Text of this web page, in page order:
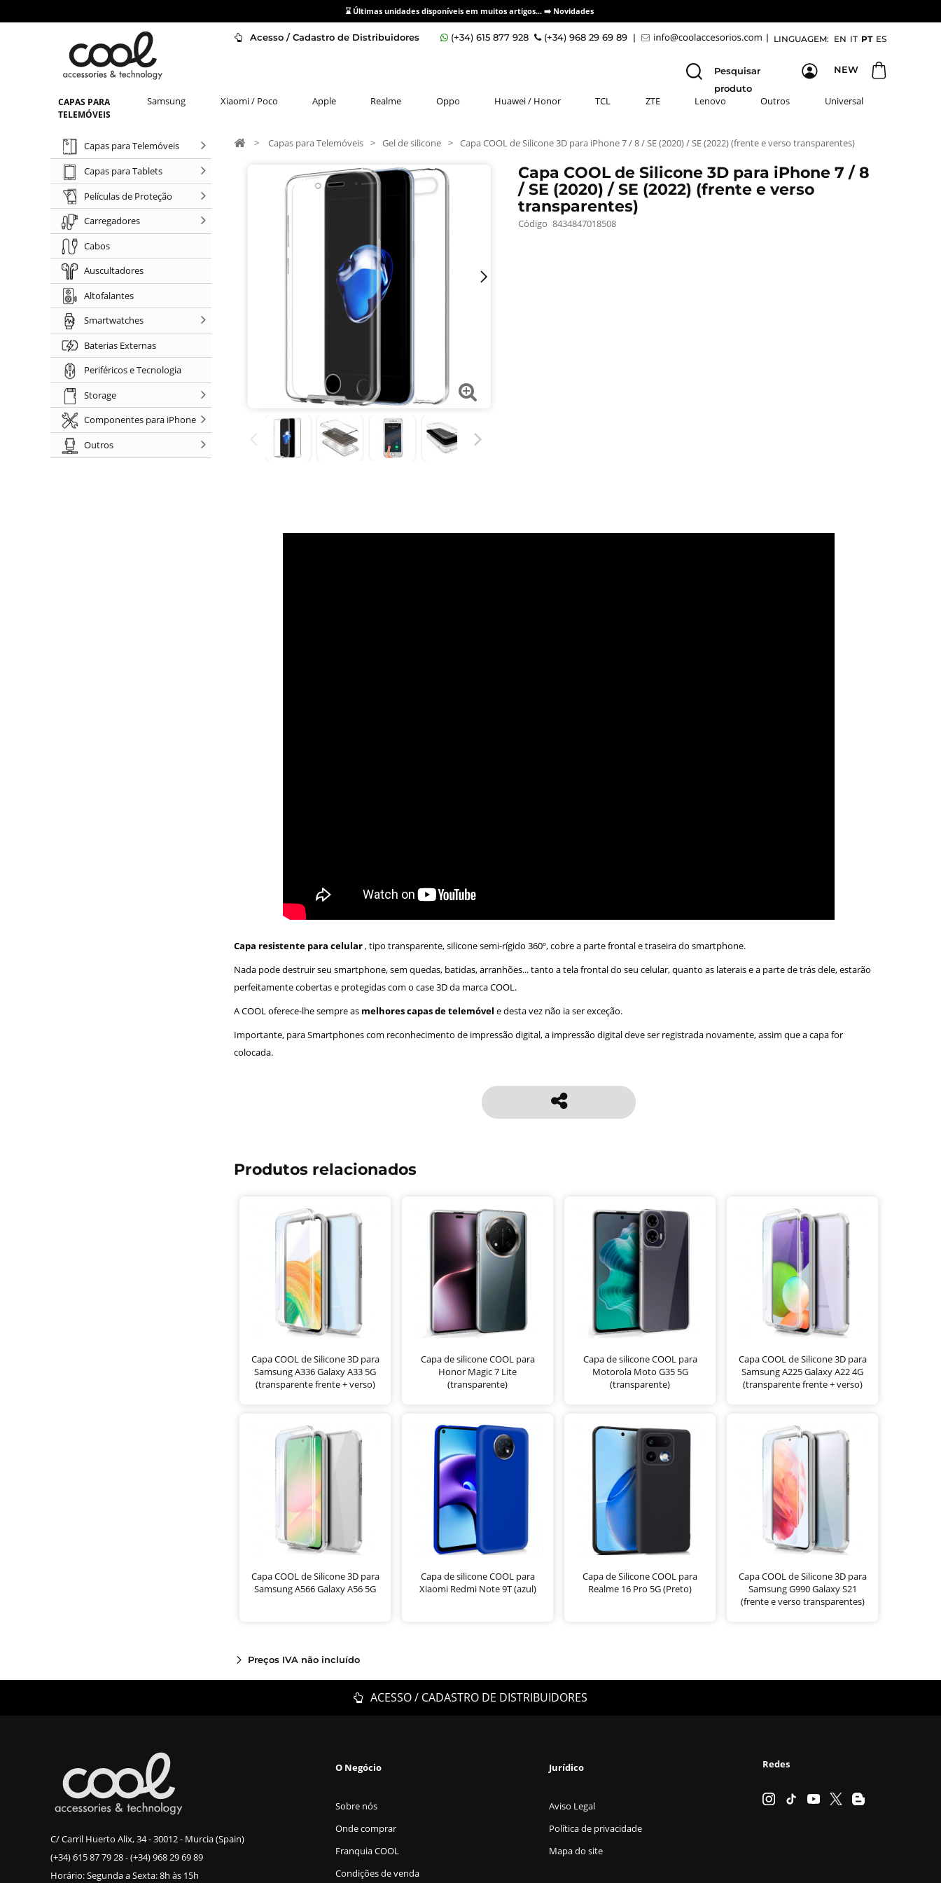
⌛ Últimas unidades disponíveis em muitos artigos... ➡️ Novidades
Acesso / Cadastro de Distribuidores LINGUAGEM: EN IT PT ES
(+34) 615 877 928 (+34) 968 29 69 89 | |
NEW
Pesquisar
produto
CAPAS PARA
TELEMÓVEIS
Samsung Xiaomi / Poco Apple Realme Oppo Huawei / Honor TCL ZTE Lenovo Outros Universal
Capas para Telemóveis
Capas para Tablets
Películas de Proteção
Carregadores
Cabos
Auscultadores
Altofalantes
Smartwatches
Baterias Externas
Periféricos e Tecnologia
Storage
Componentes para iPhone
Outros
> Capas para Telemóveis > Gel de silicone > Capa COOL de Silicone 3D para iPhone 7 / 8 / SE (2020) / SE (2022) (frente e verso transparentes)
Capa COOL de Silicone 3D para iPhone 7 / 8
/ SE (2020) / SE (2022) (frente e verso
transparentes)
Código 8434847018508
Capa resistente para celular , tipo transparente, silicone semi-rígido 360º, cobre a parte frontal e traseira do smartphone.
Nada pode destruir seu smartphone, sem quedas, batidas, arranhões... tanto a tela frontal do seu celular, quanto as laterais e a parte de trás dele, estarão
perfeitamente cobertas e protegidas com o case 3D da marca COOL.
A COOL oferece-lhe sempre as melhores capas de telemóvel e desta vez não ia ser exceção.
Importante, para Smartphones com reconhecimento de impressão digital, a impressão digital deve ser registrada novamente, assim que a capa for
colocada.
Produtos relacionados
Capa COOL de Silicone 3D para
Samsung A336 Galaxy A33 5G
(transparente frente + verso)
Capa de silicone COOL para
Honor Magic 7 Lite
(transparente)
Capa de silicone COOL para
Motorola Moto G35 5G
(transparente)
Capa COOL de Silicone 3D para
Samsung A225 Galaxy A22 4G
(transparente frente + verso)
Capa COOL de Silicone 3D para
Samsung A566 Galaxy A56 5G
Capa de silicone COOL para
Xiaomi Redmi Note 9T (azul)
Capa de Silicone COOL para
Realme 16 Pro 5G (Preto)
Capa COOL de Silicone 3D para
Samsung G990 Galaxy S21
(frente e verso transparentes)
Preços IVA não incluído
ACESSO / CADASTRO DE DISTRIBUIDORES
C/ Carril Huerto Alix, 34 - 30012 - Murcia (Spain)
(+34) 615 87 79 28-(+34) 968 29 69 89
Horário: Segunda a Sexta: 8h às 15h
O Negócio
Sobre nós
Onde comprar
Franquia COOL
Condições de venda
Jurídico
Aviso Legal
Política de privacidade
Mapa do site
Redes